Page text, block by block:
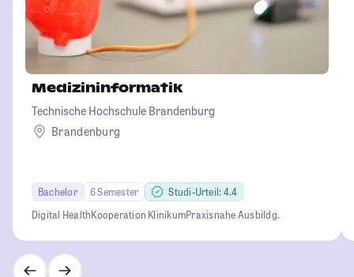
Medizininformatik
Technische Hochschule Brandenburg
Brandenburg
Bachelor 6 Semester
Studi-Urteil: 4.4
Digital HealthKooperation KlinikumPraxisnahe Ausbildg.